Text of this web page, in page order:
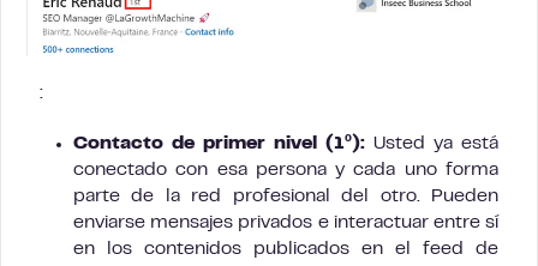
:
Contacto de primer nivel (1º): Usted ya está
conectado con esa persona y cada uno forma
parte de la red profesional del otro. Pueden
enviarse mensajes privados e interactuar entre sí
en los contenidos publicados en el feed de